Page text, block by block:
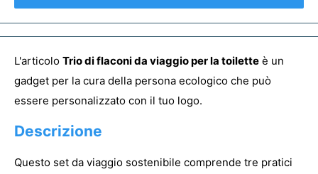
L'articolo Trio di flaconi da viaggio per la toilette è un
gadget per la cura della persona ecologico che può
essere personalizzato con il tuo logo.
Descrizione
Questo set da viaggio sostenibile comprende tre pratici